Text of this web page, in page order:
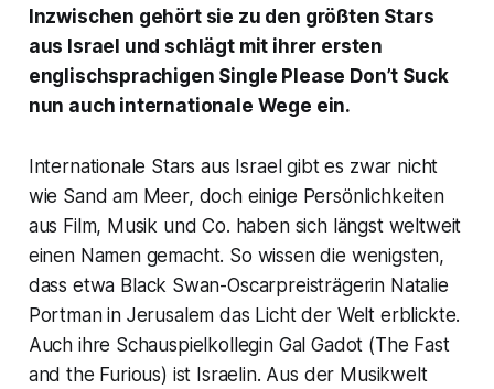
Inzwischen gehört sie zu den größten Stars
aus Israel und schlägt mit ihrer ersten
englischsprachigen Single Please Don’t Suck
nun auch internationale Wege ein.
Internationale Stars aus Israel gibt es zwar nicht
wie Sand am Meer, doch einige Persönlichkeiten
aus Film, Musik und Co. haben sich längst weltweit
einen Namen gemacht. So wissen die wenigsten,
dass etwa Black Swan-Oscarpreisträgerin Natalie
Portman in Jerusalem das Licht der Welt erblickte.
Auch ihre Schauspielkollegin Gal Gadot (The Fast
and the Furious) ist Israelin. Aus der Musikwelt